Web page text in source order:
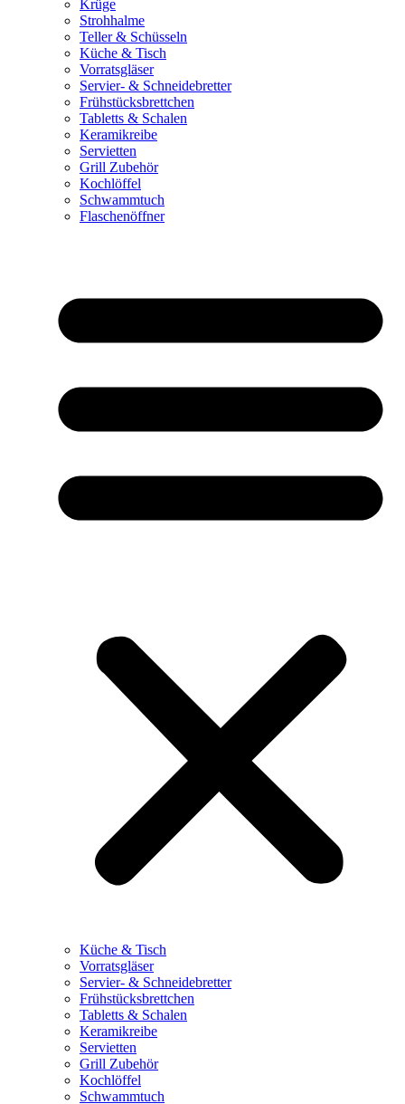
Krüge
Strohhalme
Teller & Schüsseln
Küche & Tisch
Vorratsgläser
Servier- & Schneidebretter
Frühstücksbrettchen
Tabletts & Schalen
Keramikreibe
Servietten
Grill Zubehör
Kochlöffel
Schwammtuch
Flaschenöffner
Küche & Tisch
Vorratsgläser
Servier- & Schneidebretter
Frühstücksbrettchen
Tabletts & Schalen
Keramikreibe
Servietten
Grill Zubehör
Kochlöffel
Schwammtuch